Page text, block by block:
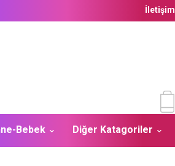
İletişim
Bebek Diğer Katagoriler